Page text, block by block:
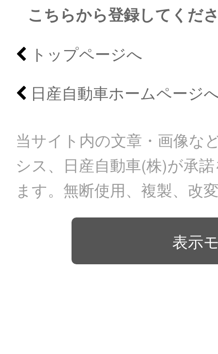
こちらから登録してくだ
トップページへ
日産自動車ホームページ
当サイト内の文章・画像な
シス、日産自動車(株)が承
ます。無断使用、複製、改
表示